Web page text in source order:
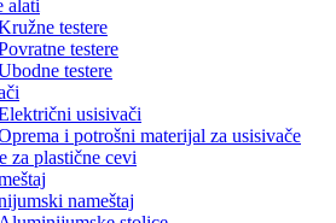
alati
testere
testere
testere
usisivači
i potrošni materijal za usisivače
za plastične cevi
nameštaj